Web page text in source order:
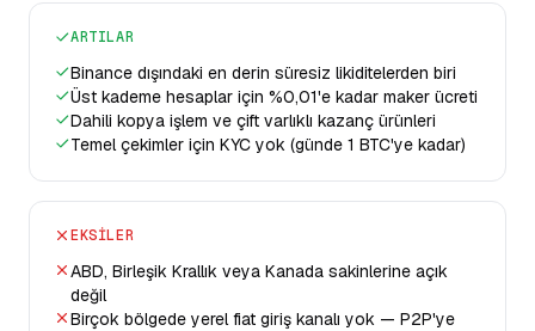
ARTILAR
Binance dışındaki en derin süresiz likiditelerden biri
Üst kademe hesaplar için %0,01'e kadar maker ücreti
Dahili kopya işlem ve çift varlıklı kazanç ürünleri
Temel çekimler için KYC yok (günde 1 BTC'ye kadar)
EKSILER
ABD, Birleşik Krallık veya Kanada sakinlerine açık
değil
Birçok bölgede yerel fiat giriş kanalı yok — P2P'ye